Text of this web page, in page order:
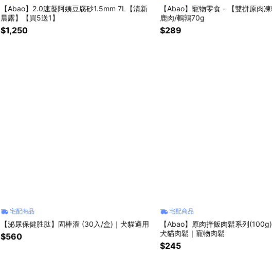
【Abao】2.0速凝阿姨豆腐砂1.5mm 7L【清新
晨露】【買5送1】
$1,250
【Abao】寵物零食 - 【雙拼原肉
鹿肉/鵪鶉70g
$289
宅配商品
【泌尿保健胜肽】固棒溜 (30入/盒)｜犬貓適用
$560
宅配商品
【Abao】原肉拌飯肉鬆系列
犬貓肉鬆｜寵物肉鬆
$245